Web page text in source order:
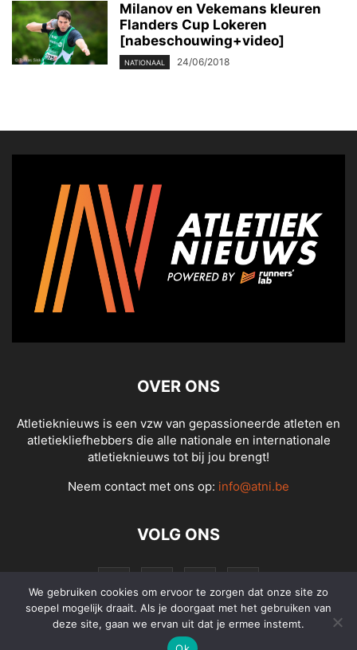
Milanov en Vekemans kleuren
Flanders Cup Lokeren
[nabeschouwing+video]
NATIONAAL 24/06/2018
OVER ONS
Atletieknieuws is een vzw van gepassioneerde atleten en
atletiekliefhebbers die alle nationale en internationale
atletieknieuws tot bij jou brengt!
Neem contact met ons op: info@atni.be
VOLG ONS
We gebruiken cookies om ervoor te zorgen dat onze site zo
soepel mogelijk draait. Als je doorgaat met het gebruiken van
deze site, gaan we ervan uit dat je ermee instemt.